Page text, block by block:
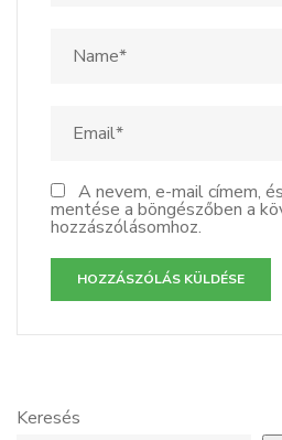
A nevem, e-mail címem,
mentése a böngészőben a
hozzászólásomhoz.
Keresés